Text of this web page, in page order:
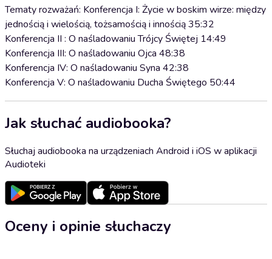
Tematy rozważań: Konferencja I: Życie w boskim wirze: między
jednością i wielością, tożsamością i innością 35:32
Konferencja II : O naśladowaniu Trójcy Świętej 14:49
Konferencja III: O naśladowaniu Ojca 48:38
Konferencja IV: O naśladowaniu Syna 42:38
Konferencja V: O naśladowaniu Ducha Świętego 50:44
Jak słuchać audiobooka?
Słuchaj audiobooka na urządzeniach Android i iOS w aplikacji
Audioteki
Oceny i opinie słuchaczy